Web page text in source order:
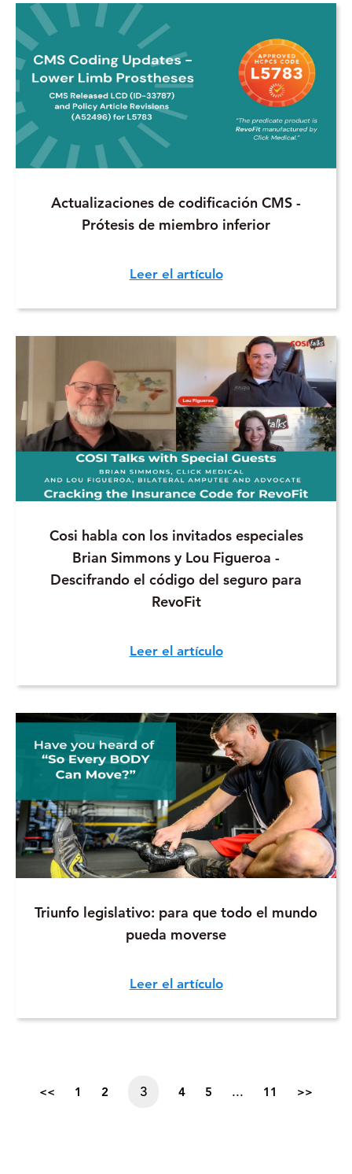
Actualizaciones de codificación CMS -
Prótesis de miembro inferior
Leer el artículo
Cosi habla con los invitados especiales
Brian Simmons y Lou Figueroa -
Descifrando el código del seguro para
RevoFit
Leer el artículo
Triunfo legislativo: para que todo el mundo
pueda moverse
Leer el artículo
<< 1 2 3 4 5 ... 11 >>